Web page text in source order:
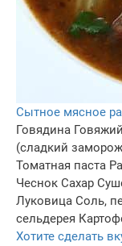
Сытное мясное
Говядина
(сладкий
Томатная паста
Чеснок Сахар
Луковица Соль,
сельдерея
Хотите сделать